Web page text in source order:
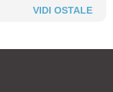
VIDI OSTALE